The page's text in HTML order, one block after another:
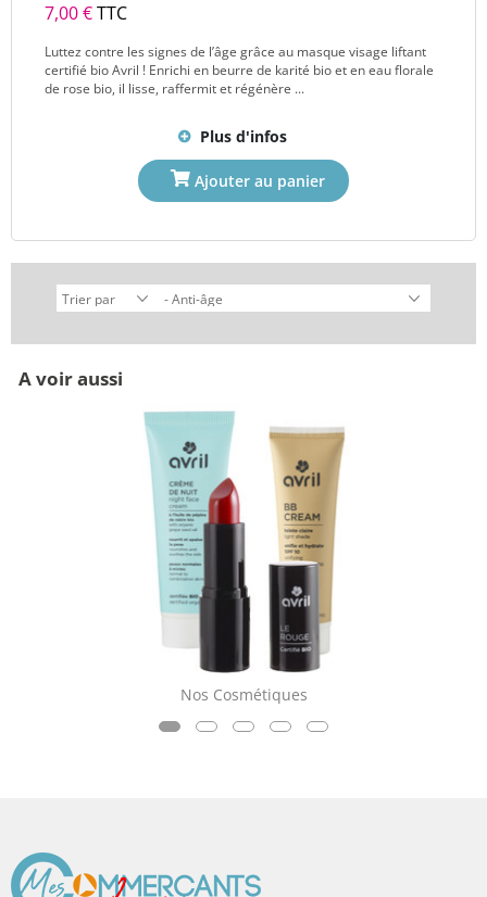
7,00 €TTC
Luttez contre les signes de l’âge grâce au masque visage liftant
certifié bio Avril ! Enrichi en beurre de karité bio et en eau florale
de rose bio, il lisse, raffermit et régénère ...
Plus d'infos
A voir aussi
Nos Cosmétiques